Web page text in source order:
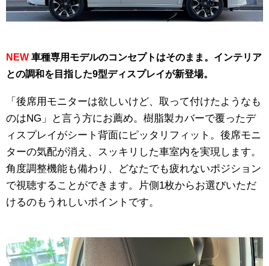
NEW 車種専用モデルのコンセプトはそのまま。インテリア
との調和を目指した9型ディスプレイが新登場。
「後席用モニターは欲しいけど、取って付けたようなも
のはNG」と言う方にお薦め。樹脂製カバーで覆ったデ
ィスプレイがシート背面にピッタリフィット。後席モニ
ターの気配が消え、スッキリした車室内を実現します。
角度調整機能も備わり、どなたでも疲れないポジション
で視聴することができます。片側1枚からお選びいただ
けるのもうれしいポイントです。